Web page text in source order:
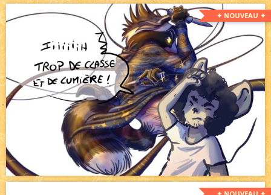
✦ NOUVEAU ✦